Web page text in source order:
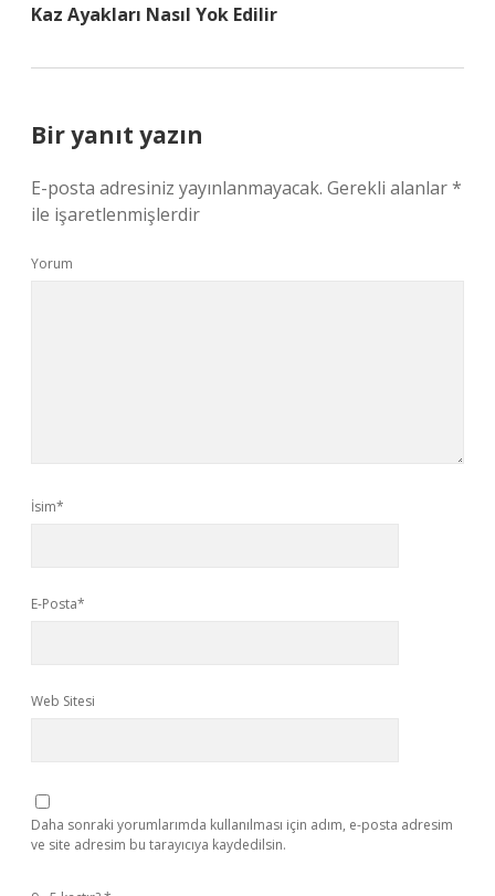
Kaz Ayakları Nasıl Yok Edilir
Bir yanıt yazın
E-posta adresiniz yayınlanmayacak. Gerekli alanlar*
ile işaretlenmişlerdir
Yorum
İsim*
E-Posta*
Web Sitesi
Daha sonraki yorumlarımda kullanılması için adım, e-posta adresim
ve site adresim bu tarayıcıya kaydedilsin.